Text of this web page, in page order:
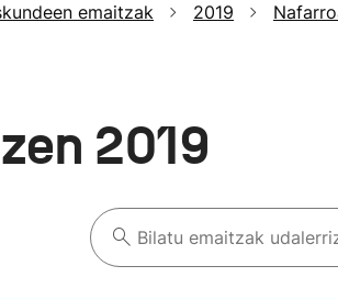
emaitzak 2019
2019